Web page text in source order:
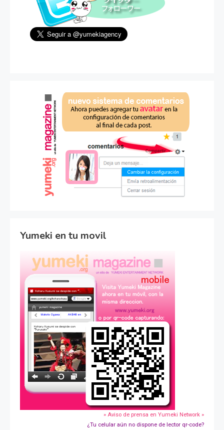
Yumeki en tu movil
» Aviso de prensa en Yumeki Network »
¿Tu celular aún no dispone de lector qr-code?